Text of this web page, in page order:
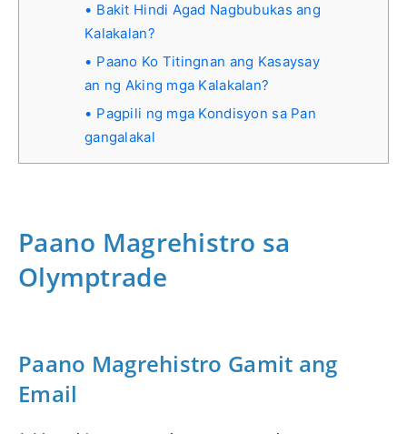
Bakit Hindi Agad Nagbubukas ang
Kalakalan?
Paano Ko Titingnan ang Kasaysay
an ng Aking mga Kalakalan?
Pagpili ng mga Kondisyon sa Pan
gangalakal
Paano Magrehistro sa
Olymptrade
Paano Magrehistro Gamit ang
Email